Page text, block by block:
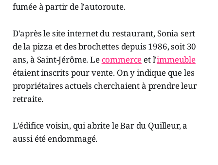
fumée à partir de l'autoroute.
D'après le site internet du restaurant, Sonia sert
de la pizza et des brochettes depuis 1986, soit 30
ans, à Saint-Jérôme. Le commerce et l'immeuble
étaient inscrits pour vente. On y indique que les
propriétaires actuels cherchaient à prendre leur
retraite.
L'édifice voisin, qui abrite le Bar du Quilleur, a
aussi été endommagé.